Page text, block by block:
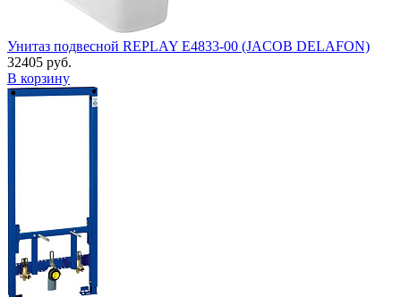
Унитаз подвесной REPLAY E4833-00 (JACOB DELAFON)
32405 руб.
В корзину